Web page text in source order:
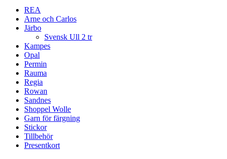
REA
Arne och Carlos
Järbo
Svensk Ull 2 tr
Kampes
Opal
Permin
Rauma
Regia
Rowan
Sandnes
Shoppel Wolle
Garn för färgning
Stickor
Tillbehör
Presentkort